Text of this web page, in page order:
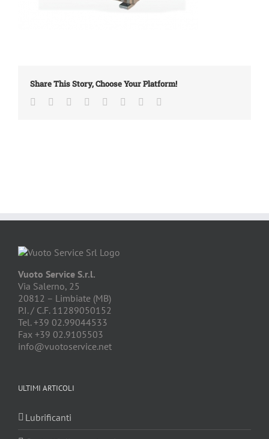
Share This Story, Choose Your Platform!
Facebook
TwitterLinkedIn
Reddit TumblrPinterest
Vuoto Service S.r.l.
Via Salerno, 25
20812 – Limbiate (MB)
P.I. / C.F. 11289050152
Tel. +39 02.99044533
Fax +39 02.9105503
info@vuotoservice.net
ULTIMI ARTICOLI
Lubrificanti